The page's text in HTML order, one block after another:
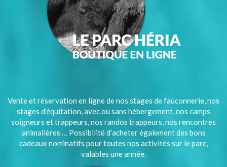
Vente et réservation en ligne de nos stages de fauconnerie, nos
stages d’équitation, avec ou sans hébergement, nos camps
soigneurs et trappeurs, nos randos trappeurs, nos rencontres
animalières … Possibilité d’acheter également des bons
cadeaux nominatifs pour toutes nos activités sur le parc,
valables une année.